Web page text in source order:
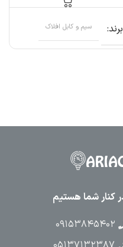
برند سیم و کابل افلاک
۰۹۱۵۳۸۴۵۴۰۲